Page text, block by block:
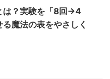
は？実験を「8回→4
る魔法の表をやさしく